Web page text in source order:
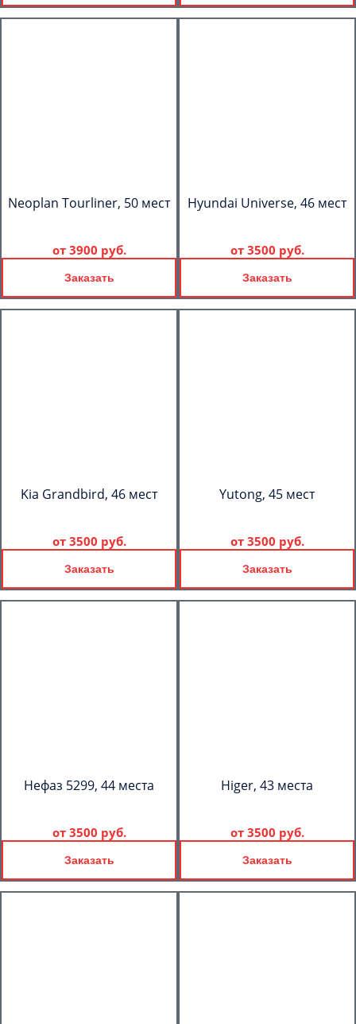
Neoplan Tourliner, 50 мест
от 3900 руб.
Заказать
Hyundai Universe, 46 мест
от 3500 руб.
Заказать
Kia Grandbird, 46 мест
от 3500 руб.
Заказать
Yutong, 45 мест
от 3500 руб.
Заказать
Нефаз 5299, 44 места
от 3500 руб.
Заказать
Higer, 43 места
от 3500 руб.
Заказать